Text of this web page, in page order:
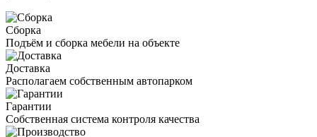
Сборка
Подъём и сборка мебели на объекте
Доставка
Располагаем собственным автопарком
Гарантии
Собственная система контроля качества